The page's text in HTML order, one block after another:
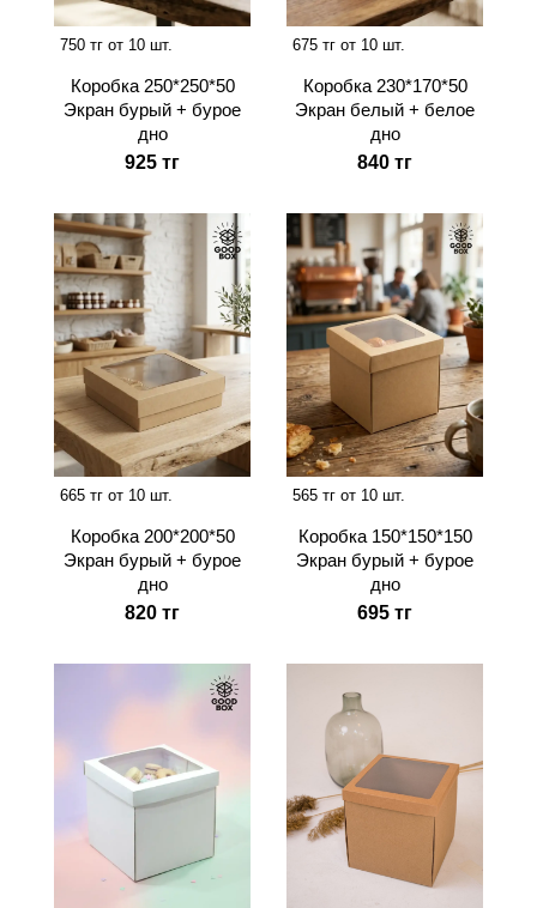
750 тг от 10 шт.
Коробка 250*250*50
Экран бурый + бурое
дно
925 тг
675 тг от 10 шт.
Коробка 230*170*50
Экран белый + белое
дно
840 тг
665 тг от 10 шт.
Коробка 200*200*50
Экран бурый + бурое
дно
820 тг
565 тг от 10 шт.
Коробка 150*150*150
Экран бурый + бурое
дно
695 тг